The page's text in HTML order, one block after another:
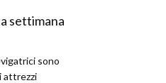
settimana
sono
attrezzi